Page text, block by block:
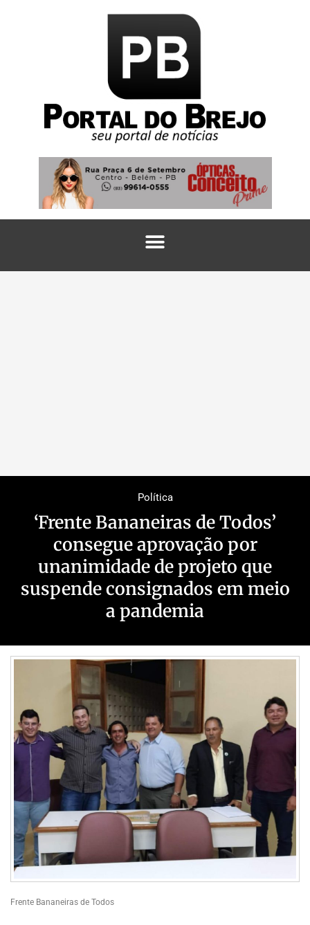
Política
‘Frente Bananeiras de Todos’
consegue aprovação por
unanimidade de projeto que
suspende consignados em meio
a pandemia
Frente Bananeiras de Todos